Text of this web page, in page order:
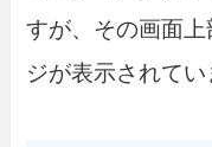
すが、その画面
ジが表示されてい